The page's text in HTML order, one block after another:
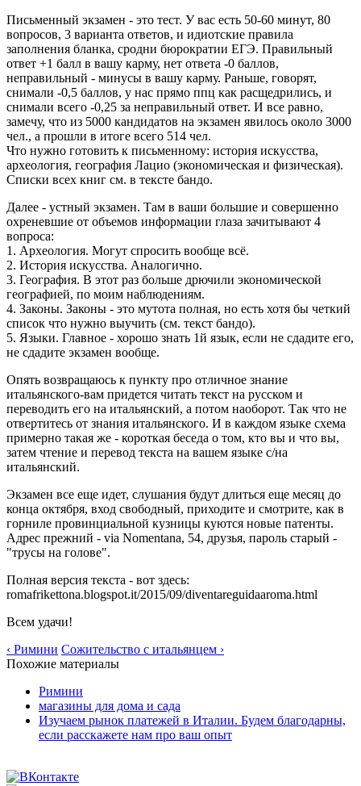
Письменный экзамен - это тест. У вас есть 50-60 минут, 80
вопросов, 3 варианта ответов, и идиотские правила
заполнения бланка, сродни бюрократии ЕГЭ. Правильный
ответ +1 балл в вашу карму, нет ответа -0 баллов,
неправильный - минусы в вашу карму. Раньше, говорят,
снимали -0,5 баллов, у нас прямо ппц как расщедрились, и
снимали всего -0,25 за неправильный ответ. И все равно,
замечу, что из 5000 кандидатов на экзамен явилось около 3000
чел., а прошли в итоге всего 514 чел.
Что нужно готовить к письменному: история искусства,
археология, география Лацио (экономическая и физическая).
Списки всех книг см. в тексте бандо.
Далее - устный экзамен. Там в ваши большие и совершенно
охреневшие от объемов информации глаза зачитывают 4
вопроса:
1. Археология. Могут спросить вообще всё.
2. История искусства. Аналогично.
3. География. В этот раз больше дрючили экономической
географией, по моим наблюдениям.
4. Законы. Законы - это мутота полная, но есть хотя бы четкий
список что нужно выучить (см. текст бандо).
5. Языки. Главное - хорошо знать 1й язык, если не сдадите его,
не сдадите экзамен вообще.
Опять возвращаюсь к пункту про отличное знание
итальянского-вам придется читать текст на русском и
переводить его на итальянский, а потом наоборот. Так что не
отвертитесь от знания итальянского. И в каждом языке схема
примерно такая же - короткая беседа о том, кто вы и что вы,
затем чтение и перевод текста на вашем языке с/на
итальянский.
Экзамен все еще идет, слушания будут длиться еще месяц до
конца октября, вход свободный, приходите и смотрите, как в
горниле провинциальной кузницы куются новые патенты.
Адрес прежний - via Nomentana, 54, друзья, пароль старый -
"трусы на голове".
Полная версия текста - вот здесь:
romafrikettona.blogspot.it/2015/09/diventareguidaaroma.html
Всем удачи!
‹ Римини Сожительство с итальянцем ›
Похожие материалы
Римини
магазины для дома и сада
Изучаем рынок платежей в Италии. Будем благодарны,
если расскажете нам про ваш опыт